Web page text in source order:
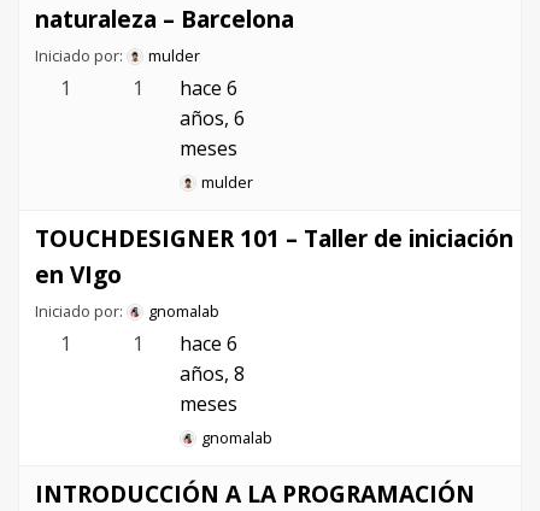
naturaleza – Barcelona
Iniciado por: mulder
1 1
hace 6
años, 6
meses
mulder
TOUCHDESIGNER 101 – Taller de iniciación
en VIgo
Iniciado por: gnomalab
1 1
hace 6
años, 8
meses
gnomalab
INTRODUCCIÓN A LA PROGRAMACIÓN